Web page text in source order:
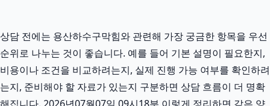
상담 전에는 용산하수구막힘와 관련해 가장 궁금한 항목을 우선
순위로 나누는 것이 좋습니다. 예를 들어 기본 설명이 필요한지,
비용이나 조건을 비교하려는지, 실제 진행 가능 여부를 확인하려
는지, 준비해야 할 자료가 있는지 구분하면 상담 흐름이 더 명확
해집니다. 2026년07월07일 09시18분 이렇게 정리하면 같은 양